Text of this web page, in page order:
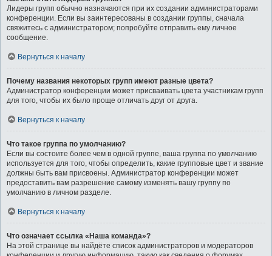
Лидеры групп обычно назначаются при их создании администраторами
конференции. Если вы заинтересованы в создании группы, сначала
свяжитесь с администратором; попробуйте отправить ему личное
сообщение.
Вернуться к началу
Почему названия некоторых групп имеют разные цвета?
Администратор конференции может присваивать цвета участникам групп
для того, чтобы их было проще отличать друг от друга.
Вернуться к началу
Что такое группа по умолчанию?
Если вы состоите более чем в одной группе, ваша группа по умолчанию
используется для того, чтобы определить, какие групповые цвет и звание
должны быть вам присвоены. Администратор конференции может
предоставить вам разрешение самому изменять вашу группу по
умолчанию в личном разделе.
Вернуться к началу
Что означает ссылка «Наша команда»?
На этой странице вы найдёте список администраторов и модераторов